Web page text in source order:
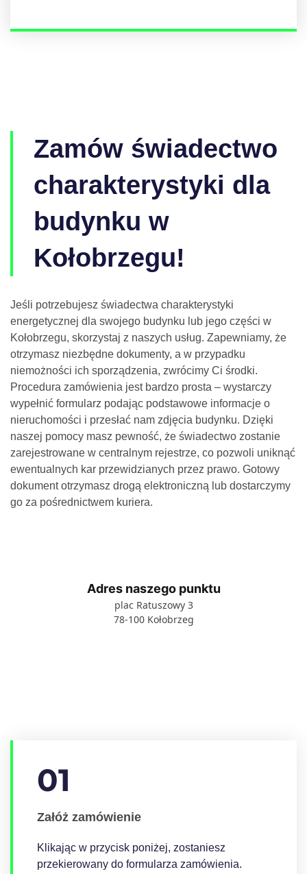
Zamów świadectwo
charakterystyki dla
budynku w
Kołobrzegu!
Jeśli potrzebujesz świadectwa charakterystyki
energetycznej dla swojego budynku lub jego części w
Kołobrzegu, skorzystaj z naszych usług. Zapewniamy, że
otrzymasz niezbędne dokumenty, a w przypadku
niemożności ich sporządzenia, zwrócimy Ci środki.
Procedura zamówienia jest bardzo prosta – wystarczy
wypełnić formularz podając podstawowe informacje o
nieruchomości i przesłać nam zdjęcia budynku. Dzięki
naszej pomocy masz pewność, że świadectwo zostanie
zarejestrowane w centralnym rejestrze, co pozwoli uniknąć
ewentualnych kar przewidzianych przez prawo. Gotowy
dokument otrzymasz drogą elektroniczną lub dostarczymy
go za pośrednictwem kuriera.
Adres naszego punktu
plac Ratuszowy 3
78-100 Kołobrzeg
01
Załóż zamówienie
Klikając w przycisk poniżej, zostaniesz
przekierowany do formularza zamówienia.